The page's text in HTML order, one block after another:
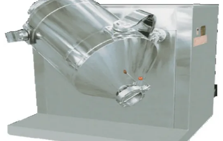
PRIVACY
POLICY